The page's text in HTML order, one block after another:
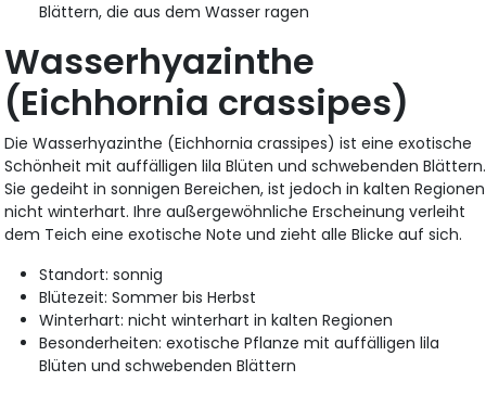
Blättern, die aus dem Wasser ragen
Wasserhyazinthe
(Eichhornia crassipes)
Die Wasserhyazinthe (Eichhornia crassipes) ist eine exotische
Schönheit mit auffälligen lila Blüten und schwebenden Blättern.
Sie gedeiht in sonnigen Bereichen, ist jedoch in kalten Regionen
nicht winterhart. Ihre außergewöhnliche Erscheinung verleiht
dem Teich eine exotische Note und zieht alle Blicke auf sich.
Standort: sonnig
Blütezeit: Sommer bis Herbst
Winterhart: nicht winterhart in kalten Regionen
Besonderheiten: exotische Pflanze mit auffälligen lila
Blüten und schwebenden Blättern